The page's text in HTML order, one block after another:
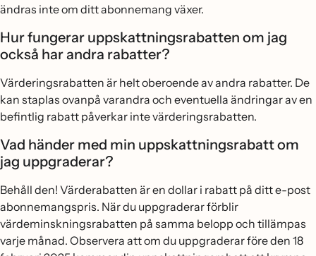
ändras inte om ditt abonnemang växer.
Hur fungerar uppskattningsrabatten om jag
också har andra rabatter?
Värderingsrabatten är helt oberoende av andra rabatter. De
kan staplas ovanpå varandra och eventuella ändringar av en
befintlig rabatt påverkar inte värderingsrabatten.
Vad händer med min uppskattningsrabatt om
jag uppgraderar?
Behåll den! Värderabatten är en dollar i rabatt på ditt e-post
abonnemangspris. När du uppgraderar förblir
värdeminskningsrabatten på samma belopp och tillämpas
varje månad. Observera att om du uppgraderar före den 18